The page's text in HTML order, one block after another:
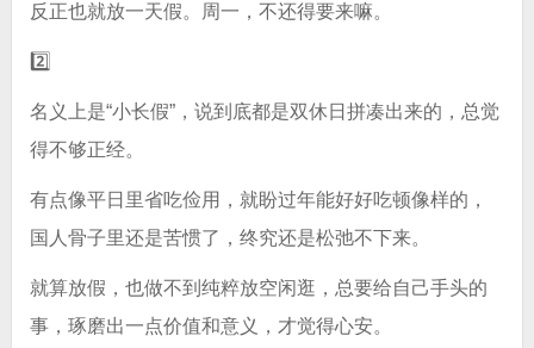
反正也就放一天假。周一，不还得要来嘛。
2️⃣
名义上是“小长假”，说到底都是双休日拼凑出来的，总觉
得不够正经。
有点像平日里省吃俭用，就盼过年能好好吃顿像样的，
国人骨子里还是苦惯了，终究还是松弛不下来。
就算放假，也做不到纯粹放空闲逛，总要给自己手头的
事，琢磨出一点价值和意义，才觉得心安。